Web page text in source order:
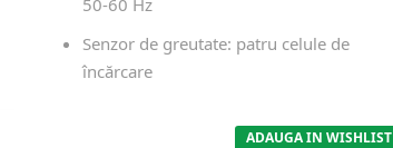
50-60 Hz
Senzor de greutate: patru celule de
încărcare
ADAUGA IN WISHLIST